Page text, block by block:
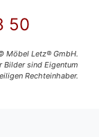
50
Möbel Letz® GmbH.
Bilder sind Eigentum
Rechteinhaber.